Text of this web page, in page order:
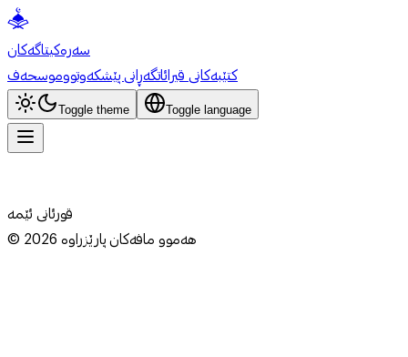
سەرەکیتاگەکان
کتێبەکانی قیرائاتگەڕانی پێشکەوتووموسحەف
Toggle theme Toggle language
قورئانی ئێمە
© 2026هەموو مافەکان پارێزراوە